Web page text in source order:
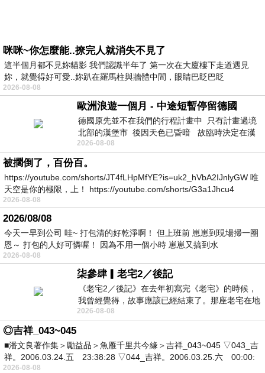
咪咪~你怎麼能..撩完人就消失不見了
這半個月都不見妳貓影 我們認識半年了 第一次在大廈樓下走道遇見
妳，就覺得好可愛..妳趴在羅馬柱與牆體中間，眼睛巴眨巴眨
2026-08-08
歐洲浪遊一個月 - 中途短暫停留德國
德國原先並不在我們的行程計畫中 只有計畫過境
北部的漢堡市 後因天色已昏暗 故臨時決定在漢
堡市吃晚餐和過夜
2026-08-08
被擱倒了，百份百。
https://youtube.com/shorts/JT4fLHpMfYE?is=uk2_hVbA2IJnlyGW 唯
天空是你的極限，上！ https://youtube.com/shorts/G3a1Jhcu4
2026-08-08
2026/08/08
今天一早到公司 哇~ 打包清的好乾淨啊！ 但上班前 崽崽到現場掃一圈
恩～ 打包的人好可憐喔！ 因為不用一個小時 崽崽又搞到水
2026-08-08
柒參肆▎老宅2／後記
《老宅2／後記》在去年初寫完《老宅》的時候，
我曾經覺得，故事應該已經結束了。那座老宅在地
震中倒塌，七個人終於離開那片黑暗，
2026-08-08
◎吉祥_043~045
■潘文良著作集＞勵益品＞魚雁千里共今緣＞吉祥_043~045 ▽043_吉
祥。2006.03.24.五 23:38:28 ▽044_吉祥。2006.03.25.六 00:00:
2026-08-08